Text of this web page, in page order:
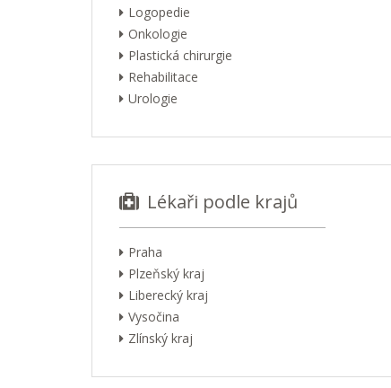
Logopedie
Onkologie
Plastická chirurgie
Rehabilitace
Urologie
Lékaři podle krajů
Praha
Plzeňský kraj
Liberecký kraj
Vysočina
Zlínský kraj